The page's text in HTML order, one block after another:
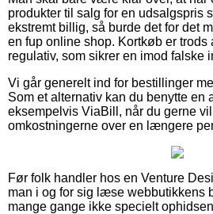
produkter til salg for en udsalgspris
ekstremt billig, så burde det for det
en fup online shop. Kortkøb er trods
regulativ, som sikrer en imod falske
Vi går generelt ind for bestillinger
Som et alternativ kan du benytte en
eksempelvis ViaBill, når du gerne
omkostningerne over en længere
Før folk handler hos en Venture
man i og for sig læse webbutikkens
mange gange ikke specielt